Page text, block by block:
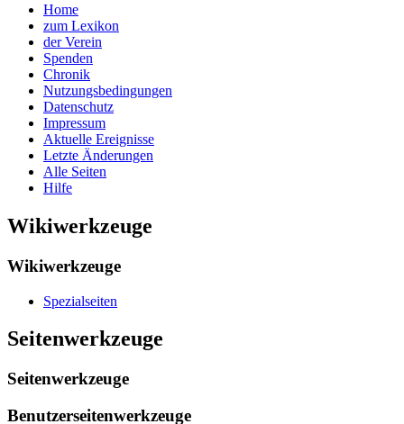
Home
zum Lexikon
der Verein
Spenden
Chronik
Nutzungsbedingungen
Datenschutz
Impressum
Aktuelle Ereignisse
Letzte Änderungen
Alle Seiten
Hilfe
Wikiwerkzeuge
Wikiwerkzeuge
Spezialseiten
Seitenwerkzeuge
Seitenwerkzeuge
Benutzerseitenwerkzeuge